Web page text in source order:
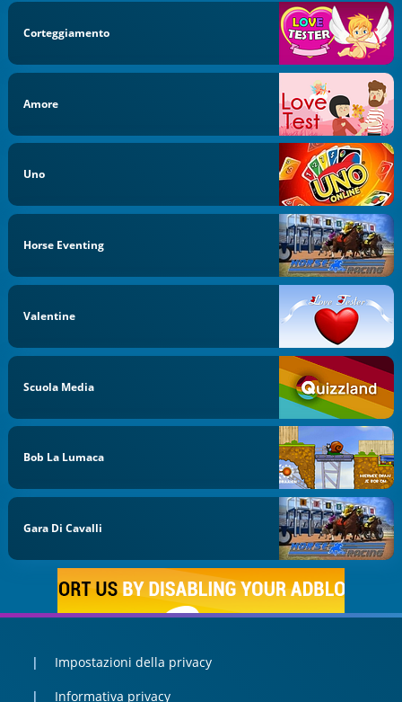
Corteggiamento
Amore
Uno
Horse Eventing
Valentine
Scuola Media
Bob La Lumaca
Gara Di Cavalli
Impostazioni della privacy
Informativa privacy